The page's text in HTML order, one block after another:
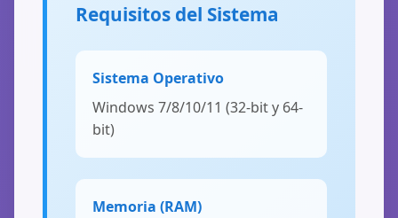
Requisitos del Sistema
Sistema Operativo
Windows 7/8/10/11 (32-bit y 64-
bit)
Memoria (RAM)